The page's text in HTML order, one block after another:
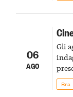
06
AGO
Gli
Bra